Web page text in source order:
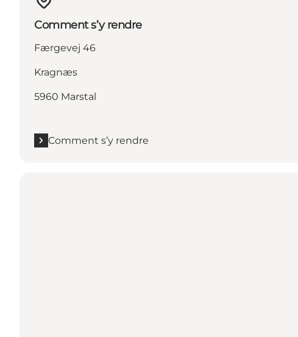
Comment s’y rendre
Færgevej 46
Kragnæs
5960 Marstal
Comment s’y rendre